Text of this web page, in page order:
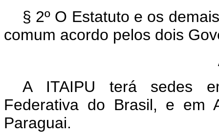
§ 2º O Estatuto e os
comum acordo pelos dois
A ITAIPU terá sedes
Federativa do Brasil, e em
Paraguai.